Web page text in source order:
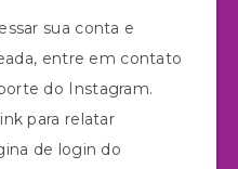
sua conta e
entre em contato
do Instagram.
para relatar
de login do